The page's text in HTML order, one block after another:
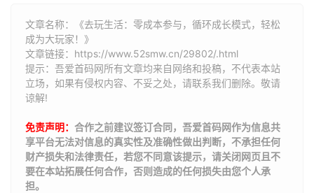
文章名称：《去玩生活：零成本参与，循环成长模式，轻松
成为大玩家！》
文章链接： https://www.52smw.cn/29802/.html
提示：吾爱首码网所有文章均来自网络和投稿，不代表本站
立场，如果有侵权内容、不妥之处，请联系我们删除。敬请
谅解!
免责声明： 合作之前建议签订合同，吾爱首码网作为信息共
享平台无法对信息的真实性及准确性做出判断，不承担任何
财产损失和法律责任，若您不同意该提示，请关闭网页且不
要在本站拓展任何合作，否则造成的任何损失由您个人承
担。